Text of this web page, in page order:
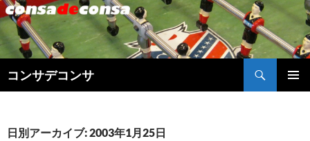
コンサデコンサ
索
ン
日別アーカイブ: 2003年1月25日